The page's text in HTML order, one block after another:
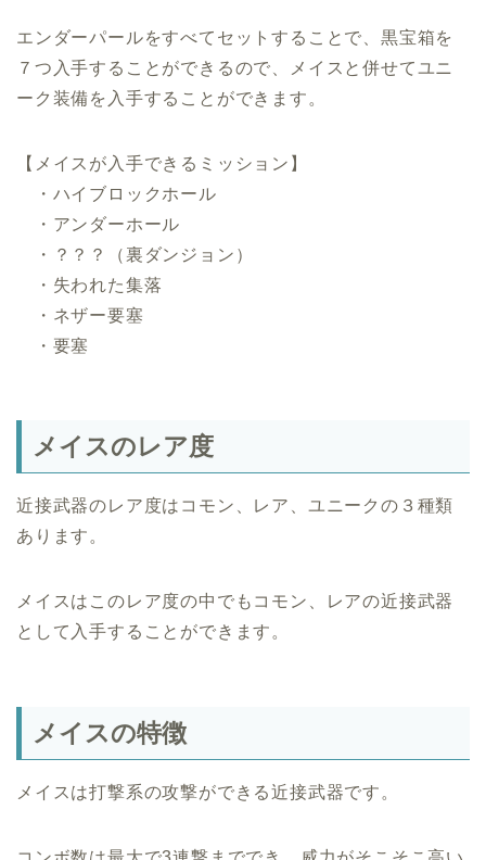
エンダーパールをすべてセットすることで、黒宝箱を
７つ入手することができるので、メイスと併せてユニ
ーク装備を入手することができます。
【メイスが入手できるミッション】
・ハイブロックホール
・アンダーホール
・？？？（裏ダンジョン）
・失われた集落
・ネザー要塞
・要塞
メイスのレア度
近接武器のレア度はコモン、レア、ユニークの３種類
あります。
メイスはこのレア度の中でもコモン、レアの近接武器
として入手することができます。
メイスの特徴
メイスは打撃系の攻撃ができる近接武器です。